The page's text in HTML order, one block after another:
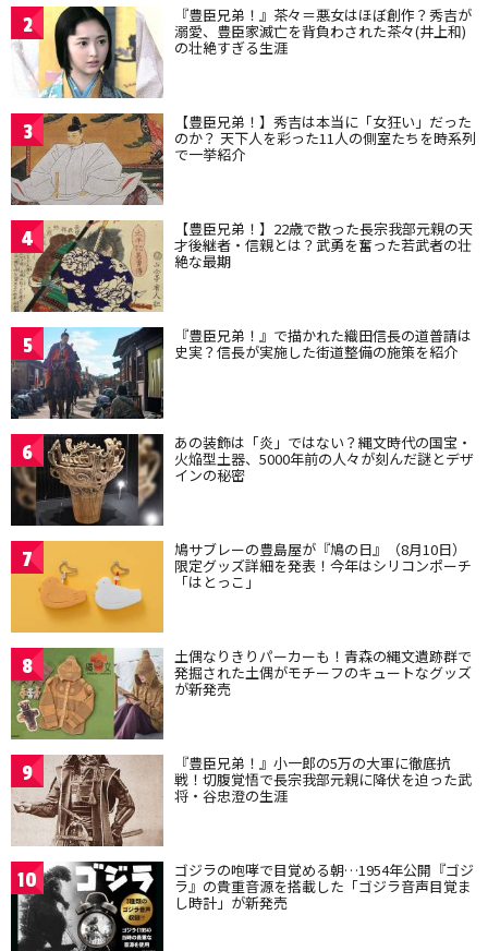
2 『豊臣兄弟！』茶々＝悪女はほぼ創作？秀吉が
溺愛、豊臣家滅亡を背負わされた茶々(井上和)
の壮絶すぎる生涯
3 【豊臣兄弟！】秀吉は本当に「女狂い」だった
のか？ 天下人を彩った11人の側室たちを時系列
で一挙紹介
4 【豊臣兄弟！】22歳で散った長宗我部元親の天
才後継者・信親とは？武勇を奮った若武者の壮
絶な最期
5 『豊臣兄弟！』で描かれた織田信長の道普請は
史実？信長が実施した街道整備の施策を紹介
6 あの装飾は「炎」ではない？縄文時代の国宝・
火焔型土器、5000年前の人々が刻んだ謎とデザ
インの秘密
7 鳩サブレーの豊島屋が『鳩の日』（8月10日）
限定グッズ詳細を発表！今年はシリコンポーチ
「はとっこ」
8 土偶なりきりパーカーも！青森の縄文遺跡群で
発掘された土偶がモチーフのキュートなグッズ
が新発売
9 『豊臣兄弟！』小一郎の5万の大軍に徹底抗
戦！切腹覚悟で長宗我部元親に降伏を迫った武
将・谷忠澄の生涯
10 ゴジラの咆哮で目覚める朝…1954年公開『ゴジ
ラ』の貴重音源を搭載した「ゴジラ音声目覚ま
し時計」が新発売